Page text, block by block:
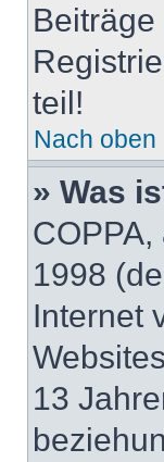
teil!
Nach oben
» Was
1998
Internet
13